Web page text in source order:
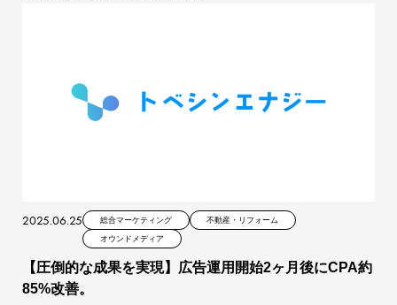
2025.06.25 総合マーケティング 不動産・リフォーム
オウンドメディア
【圧倒的な成果を実現】広告運用開始2ヶ月後にCPA約
85%改善。